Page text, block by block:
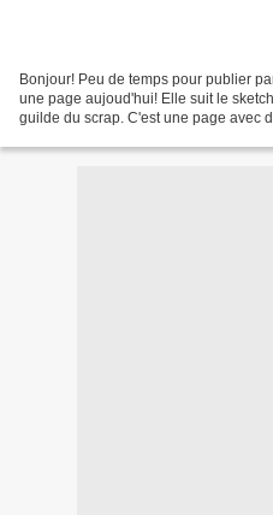
Bonjour! Peu de temps pour publier
une page aujoud'hui! Elle suit le
guilde du scrap. C'est une page avec